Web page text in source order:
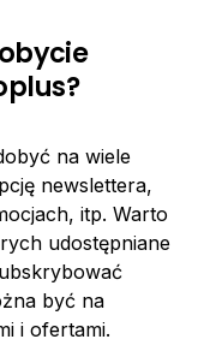
na wiele
newslettera,
itp. Warto
udostępniane
być na
i ofertami.